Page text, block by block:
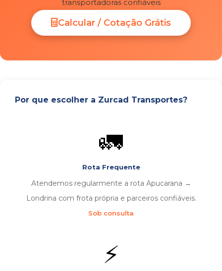
transportadoras confiáveis
Calcular / Cotação Grátis
Por que escolher a Zurcad Transportes?
🚛
Rota Frequente
Atendemos regularmente a rota Apucarana →
Londrina com frota própria e parceiros confiáveis.
Sob consulta
⚡